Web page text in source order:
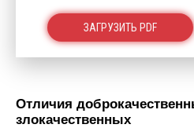
ЗАГРУЗИТЬ PDF
Отличия
злокачественных